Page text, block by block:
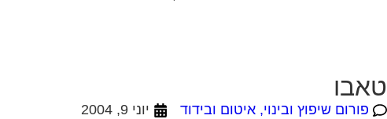
טאבו
פורום שיפוץ ובינוי, איטום ובידוד
יוני 9, 2004